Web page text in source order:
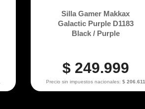
Silla Gamer Makkax
Galactic Purple D1183
Black / Purple
$ 249.999
Precio sin impuestos nacionales: $ 206.611